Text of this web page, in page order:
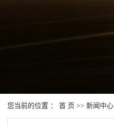
您当前的位置 ： 首 页 >> 新闻中心